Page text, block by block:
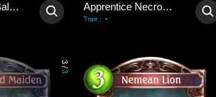
Succession of Balance Apprentice Necromancer
Trait : -
3
/
3